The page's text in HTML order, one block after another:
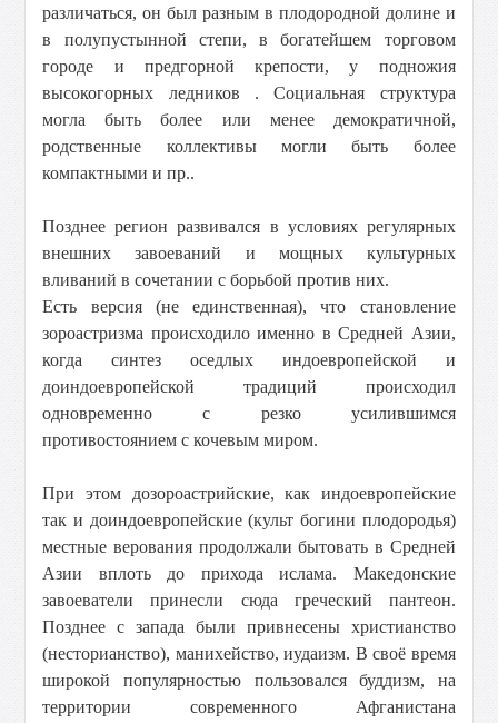
различаться, он был разным в плодородной долине и
в полупустынной степи, в богатейшем торговом
городе и предгорной крепости, у подножия
высокогорных ледников . Социальная структура
могла быть более или менее демократичной,
родственные коллективы могли быть более
компактными и пр..
Позднее регион развивался в условиях регулярных
внешних завоеваний и мощных культурных
вливаний в сочетании с борьбой против них.
Есть версия (не единственная), что становление
зороастризма происходило именно в Средней Азии,
когда синтез оседлых индоевропейской и
доиндоевропейской традиций происходил
одновременно с резко усилившимся
противостоянием с кочевым миром.
При этом дозороастрийские, как индоевропейские
так и доиндоевропейские (культ богини плодородья)
местные верования продолжали бытовать в Средней
Азии вплоть до прихода ислама. Македонские
завоеватели принесли сюда греческий пантеон.
Позднее с запада были привнесены христианство
(несторианство), манихейство, иудаизм. В своё время
широкой популярностью пользовался буддизм, на
территории современного Афганистана